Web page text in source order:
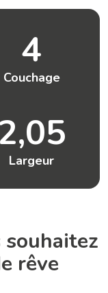
4
Couchage
2,05
Largeur
rêve